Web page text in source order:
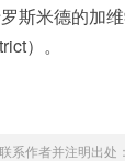
斯米德的加
）。
系作者并注明出处：